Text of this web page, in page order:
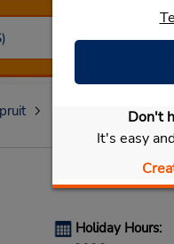
Don't
It's easy
Riverside Park
Holiday Hours: